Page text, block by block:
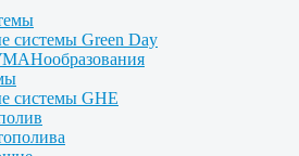
системы Green Day
системы GHE